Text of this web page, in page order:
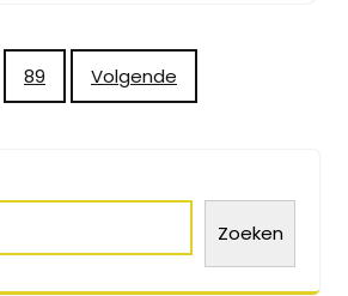
89 Volgende
Zoeken